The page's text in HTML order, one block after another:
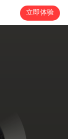
立即体验